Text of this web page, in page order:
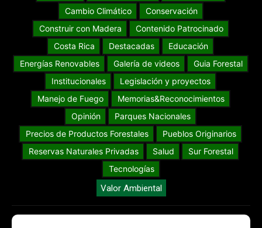
Cambio Climático
Conservación
Construir con Madera
Contenido Patrocinado
Costa Rica
Destacadas
Educación
Energías Renovables
Galería de videos
Guia Forestal
Institucionales
Legislación y proyectos
Manejo de Fuego
Memorias&Reconocimientos
Opinión
Parques Nacionales
Precios de Productos Forestales
Pueblos Originarios
Reservas Naturales Privadas
Salud
Sur Forestal
Tecnologías
Valor Ambiental